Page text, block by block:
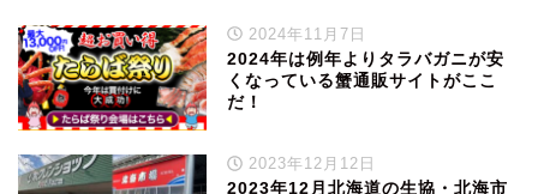
2024年11月7日
2024年は例年よりタラバガニが安
くなっている蟹通販サイトがここ
だ！
2023年12月12日
2023年12月北海道の生協・北海市